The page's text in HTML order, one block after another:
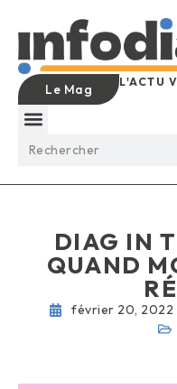
Le Mag L'ACTU
DIAG IN
QUAND
février 20, 2022